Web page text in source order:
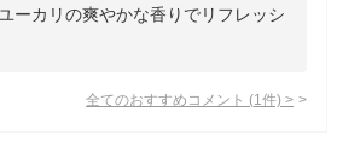
ーカリの爽やかな香りでリフレッシ
全てのおすすめコメント (1 件) >